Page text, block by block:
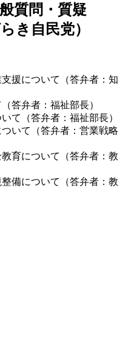
質問・質疑
き自民党）
援について（答弁者：知
答弁者：福祉部長）
て（答弁者：福祉部長）
いて（答弁者：営業戦略
育について（答弁者：教
備について（答弁者：教